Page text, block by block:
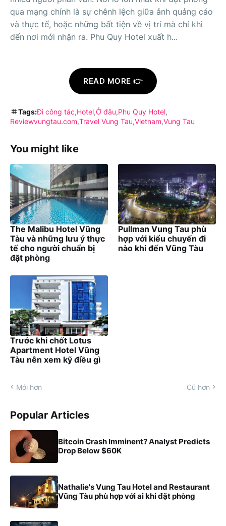
qua mạng chính là sự chênh lệch giữa ảnh quảng cáo
và thực tế, hoặc những bất tiện về vị trí mà chỉ khi
đến nơi mới nhận ra. Phu Quy Hotel xuất h...
READ MORE 👉
Tags:Đi công tác Hotel Ở đâu Phu Quy Hotel
Reviewvungtau.com Travel Vung Tau Vietnam Vung Tau
You might like
The Malibu Hotel Vũng
Tàu và những lưu ý thực
tế cho người chuẩn bị
đặt phòng
Pullman Vung Tau phù
hợp với kiểu chuyến đi
nào khi đến Vũng Tàu
Trước khi chốt Lotus
Apartment Hotel Vũng
Tàu nên xem kỹ điều gì
Mới hơn Cũ hơn
Popular Articles
Bitcoin Crash Imminent? Analyst Predicts
Drop Below $60K
Nathalie's Vung Tau Hotel and Restaurant
Vũng Tàu phù hợp với ai khi đặt phòng